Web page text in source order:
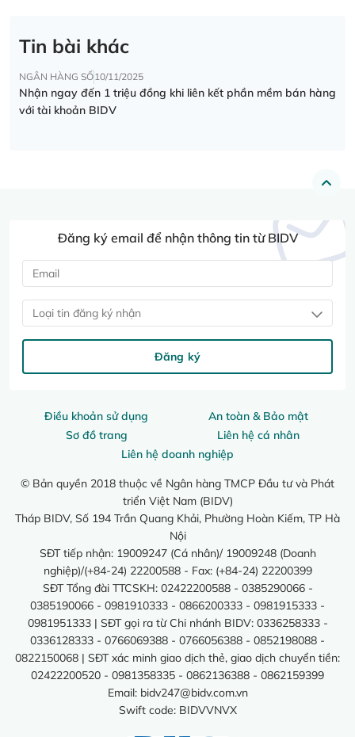
Tin bài khác
NGÂN HÀNG SỐ10/11/2025
Nhận ngay đến 1 triệu đồng khi liên kết phần mềm bán hàng
với tài khoản BIDV
Điều khoản sử dụng
An toàn & Bảo mật
Sơ đồ trang
Liên hệ cá nhân
Liên hệ doanh nghiệp
© Bản quyền 2018 thuộc về Ngân hàng TMCP Đầu tư và Phát
triển Việt Nam (BIDV)
Tháp BIDV, Số 194 Trần Quang Khải, Phường Hoàn Kiếm, TP Hà
Nội
SĐT tiếp nhận: 19009247 (Cá nhân)/ 19009248 (Doanh
nghiệp)/(+84-24) 22200588 - Fax: (+84-24) 22200399
SĐT Tổng đài TTCSKH: 02422200588 - 0385290066 -
0385190066 - 0981910333 - 0866200333 - 0981915333 -
0981951333 | SĐT gọi ra từ Chi nhánh BIDV: 0336258333 -
0336128333 - 0766069388 - 0766056388 - 0852198088 -
0822150068 | SĐT xác minh giao dịch thẻ, giao dịch chuyển tiền:
02422200520 - 0981358335 - 0862136388 - 0862159399
Email: bidv247@bidv.com.vn
Swift code: BIDVVNVX
Đăng ký email để nhận thông tin từ BIDV
Loại tin đăng ký nhận
Đăng ký